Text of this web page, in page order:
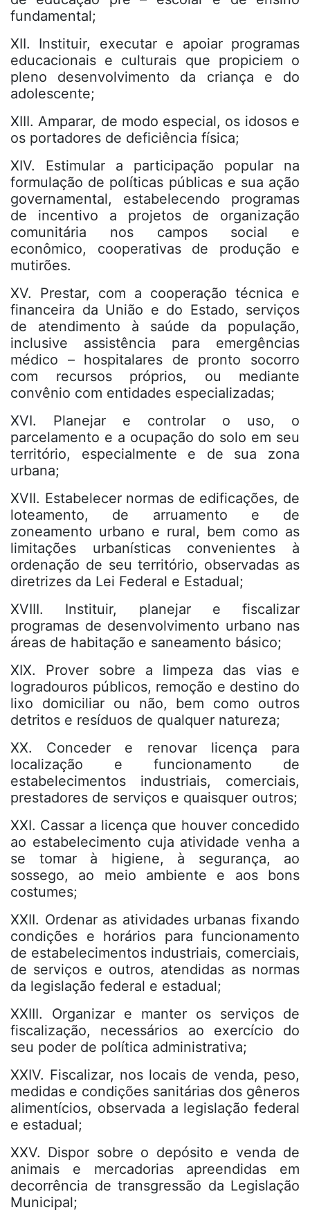
fundamental;
XII. Instituir, executar e apoiar programas
educacionais e culturais que propiciem o
pleno desenvolvimento da criança e do
adolescente;
XIII. Amparar, de modo especial, os idosos e
os portadores de deficiência física;
XIV. Estimular a participação popular na
formulação de políticas públicas e sua ação
governamental, estabelecendo programas
de incentivo a projetos de organização
comunitária nos campos social e
econômico, cooperativas de produção e
mutirões.
XV. Prestar, com a cooperação técnica e
financeira da União e do Estado, serviços
de atendimento à saúde da população,
inclusive assistência para emergências
médico – hospitalares de pronto socorro
com recursos próprios, ou mediante
convênio com entidades especializadas;
XVI. Planejar e controlar o uso, o
parcelamento e a ocupação do solo em seu
território, especialmente e de sua zona
urbana;
XVII. Estabelecer normas de edificações, de
loteamento, de arruamento e de
zoneamento urbano e rural, bem como as
limitações urbanísticas convenientes à
ordenação de seu território, observadas as
diretrizes da Lei Federal e Estadual;
XVIII. Instituir, planejar e fiscalizar
programas de desenvolvimento urbano nas
áreas de habitação e saneamento básico;
XIX. Prover sobre a limpeza das vias e
logradouros públicos, remoção e destino do
lixo domiciliar ou não, bem como outros
detritos e resíduos de qualquer natureza;
XX. Conceder e renovar licença para
localização e funcionamento de
estabelecimentos industriais, comerciais,
prestadores de serviços e quaisquer outros;
XXI. Cassar a licença que houver concedido
ao estabelecimento cuja atividade venha a
se tomar à higiene, à segurança, ao
sossego, ao meio ambiente e aos bons
costumes;
XXII. Ordenar as atividades urbanas fixando
condições e horários para funcionamento
de estabelecimentos industriais, comerciais,
de serviços e outros, atendidas as normas
da legislação federal e estadual;
XXIII. Organizar e manter os serviços de
fiscalização, necessários ao exercício do
seu poder de política administrativa;
XXIV. Fiscalizar, nos locais de venda, peso,
medidas e condições sanitárias dos gêneros
alimentícios, observada a legislação federal
e estadual;
XXV. Dispor sobre o depósito e venda de
animais e mercadorias apreendidas em
decorrência de transgressão da Legislação
Municipal;